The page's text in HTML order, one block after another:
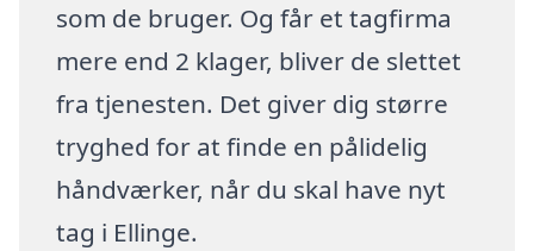
som de bruger. Og får et tagfirma
mere end 2 klager, bliver de slettet
fra tjenesten. Det giver dig større
tryghed for at finde en pålidelig
håndværker, når du skal have nyt
tag i Ellinge.